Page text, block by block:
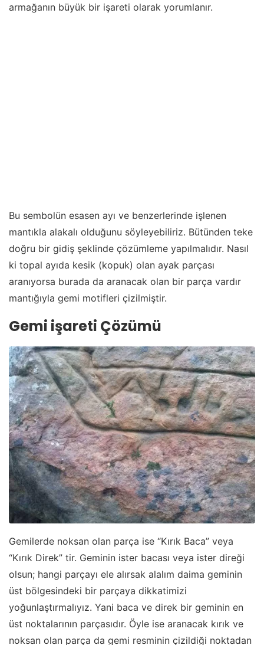
armağanın büyük bir işareti olarak yorumlanır.
Bu sembolün esasen ayı ve benzerlerinde işlenen
mantıkla alakalı olduğunu söyleyebiliriz. Bütünden teke
doğru bir gidiş şeklinde çözümleme yapılmalıdır. Nasıl
ki topal ayıda kesik (kopuk) olan ayak parçası
aranıyorsa burada da aranacak olan bir parça vardır
mantığıyla gemi motifleri çizilmiştir.
Gemi işareti Çözümü
Gemilerde noksan olan parça ise “Kırık Baca” veya
“Kırık Direk” tir. Geminin ister bacası veya ister direği
olsun; hangi parçayı ele alırsak alalım daima geminin
üst bölgesindeki bir parçaya dikkatimizi
yoğunlaştırmalıyız. Yani baca ve direk bir geminin en
üst noktalarının parçasıdır. Öyle ise aranacak kırık ve
noksan olan parça da gemi resminin çizildiği noktadan